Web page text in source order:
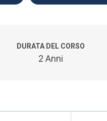
DURATA DEL CORSO
2 Anni